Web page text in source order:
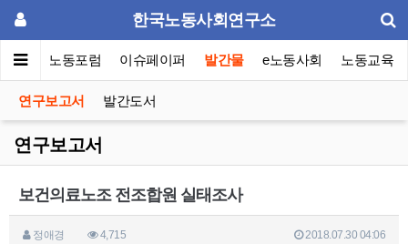
한국노동사회연구소
개 노동포럼 이슈페이퍼 발간물 e노동사회 노동교육
연구보고서 발간도서
연구보고서
보건의료노조 전조합원 실태조사
정애경 4,715 2018.07.30 04:06